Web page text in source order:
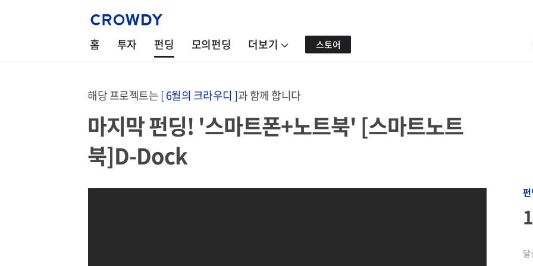
홈 투자 펀딩 모의펀딩 더보기 스토어
해당 프로젝트는[ 6월의 크라우디 ]과 함께 합니다
마지막 펀딩! '스마트폰+노트북' [스마트노트
북]D-Dock
달